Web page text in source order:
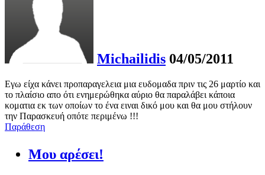
Michailidis 04/05/2011
Εγω είχα κάνει προπαραγελεια μια ευδομαδα πριν τις 26 μαρτίο και
το πλαίσιο απο ότι ενημερώθηκα αύριο θα παραλάβει κάποια
κοματια εκ των οποίων το ένα ειναι δικό μου και θα μου στήλουν
την Παρασκευή οπότε περιμένω !!!
Παράθεση
Μου αρέσει!